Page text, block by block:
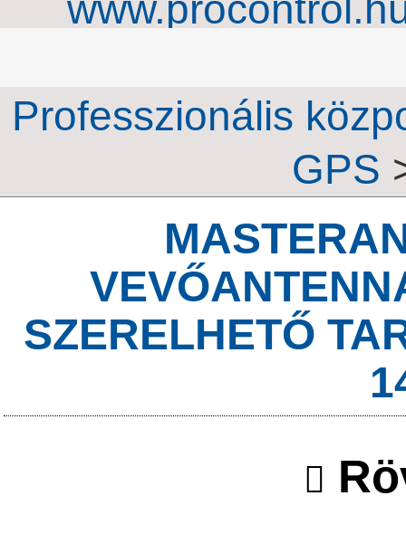
Professzionális
GPS
SZERELHETŐ